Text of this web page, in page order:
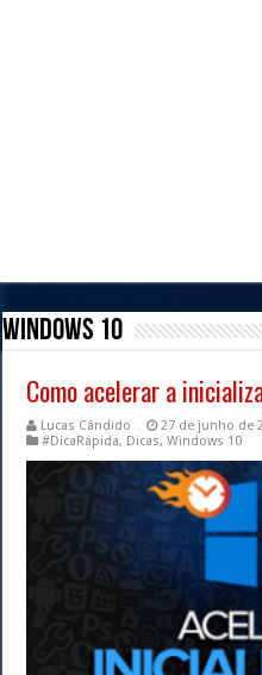
Windows 10
Como acelerar a
Lucas Cândido
27 de junho de
#DicaRápida, Dicas,Windows 10